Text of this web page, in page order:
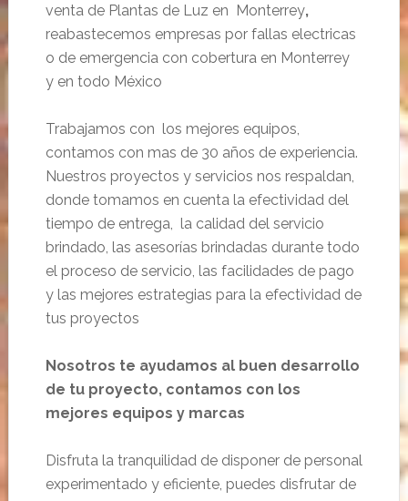
venta de Plantas de Luz en Monterrey,
reabastecemos empresas por fallas electricas
o de emergencia con cobertura en Monterrey
y en todo México
Trabajamos con los mejores equipos,
contamos con mas de 30 años de experiencia.
Nuestros proyectos y servicios nos respaldan,
donde tomamos en cuenta la efectividad del
tiempo de entrega, la calidad del servicio
brindado, las asesorías brindadas durante todo
el proceso de servicio, las facilidades de pago
y las mejores estrategias para la efectividad de
tus proyectos
Nosotros te ayudamos al buen desarrollo
de tu proyecto, contamos con los
mejores equipos y marcas
Disfruta la tranquilidad de disponer de personal
experimentado y eficiente, puedes disfrutar de